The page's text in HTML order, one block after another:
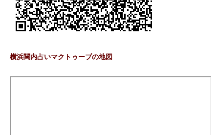
横浜関内占いマクトゥーブの地図